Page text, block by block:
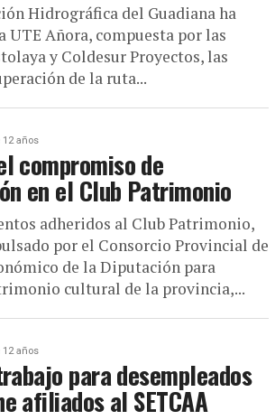
Hidrográfica del Guadiana ha
UTE Añora, compuesta por las
y Coldesur Proyectos, las
de la ruta...
12 años
compromiso de
en el Club Patrimonio
adheridos al Club Patrimonio,
por el Consorcio Provincial de
de la Diputación para
cultural de la provincia,...
12 años
para desempleados
afiliados al SETCAA